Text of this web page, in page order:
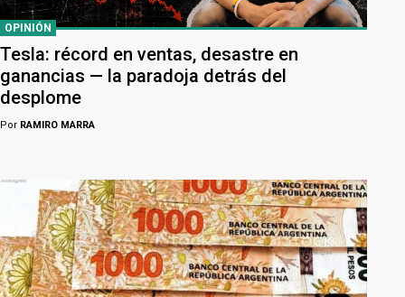
OPINIÓN
Tesla: récord en ventas, desastre en
ganancias — la paradoja detrás del
desplome
Por RAMIRO MARRA